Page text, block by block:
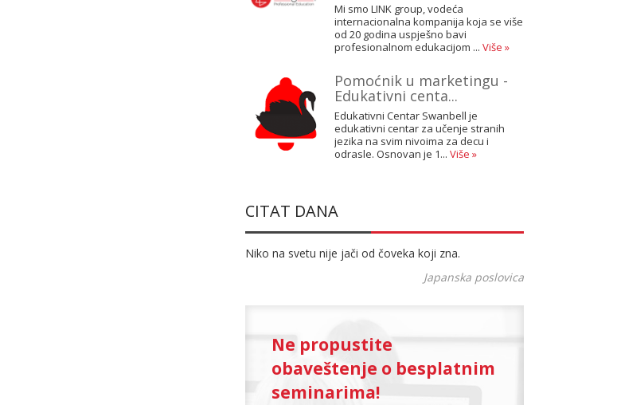
Mi smo LINK group, vodeća
internacionalna kompanija koja se više
od 20 godina uspješno bavi
profesionalnom edukacijom ... Više »
Pomoćnik u marketingu -
Edukativni centa...
Edukativni Centar Swanbell je
edukativni centar za učenje stranih
jezika na svim nivoima za decu i
odrasle. Osnovan je 1... Više »
CITAT DANA
Niko na svetu nije jači od čoveka koji zna.
Japanska poslovica
Ne propustite
obaveštenje o besplatnim
seminarima!